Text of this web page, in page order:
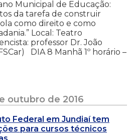
Municipal de Educação:
da tarefa de construir
como direito e como
Local: Teatro
professor Dr. João
DIA 8 Manhã 1º horário –
outubro de 2016
Federal em Jundiaí tem
para cursos técnicos